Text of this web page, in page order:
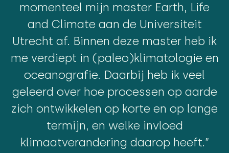
momenteel mijn master Earth, Life
and Climate aan de Universiteit
Utrecht af. Binnen deze master heb ik
me verdiept in (paleo)klimatologie en
oceanografie. Daarbij heb ik veel
geleerd over hoe processen op aarde
zich ontwikkelen op korte en op lange
termijn, en welke invloed
klimaatverandering daarop heeft.”